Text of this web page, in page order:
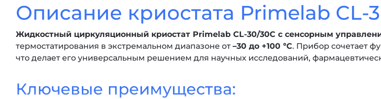
Описание криостата Primelab CL-
Жидкостный циркуляционный криостат Primelab CL-30/30C с сенсорным
термостатирования в экстремальном диапазоне от –30 до +100 °C. Прибор сочетает
что делает его универсальным решением для научных исследований,
Ключевые преимущества: